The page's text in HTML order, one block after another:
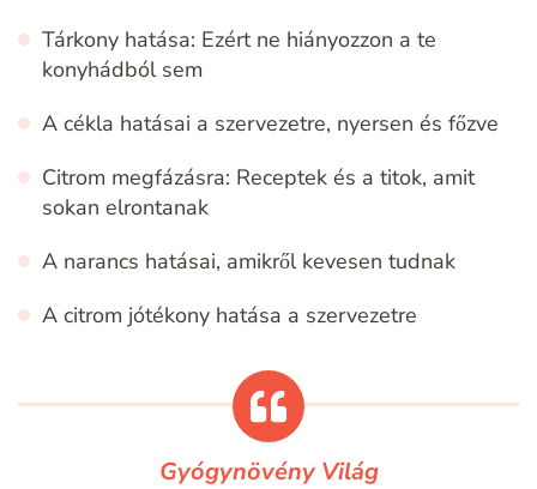
Tárkony hatása: Ezért ne hiányozzon a te
konyhádból sem
A cékla hatásai a szervezetre, nyersen és főzve
Citrom megfázásra: Receptek és a titok, amit
sokan elrontanak
A narancs hatásai, amikről kevesen tudnak
A citrom jótékony hatása a szervezetre
Gyógynövény Világ